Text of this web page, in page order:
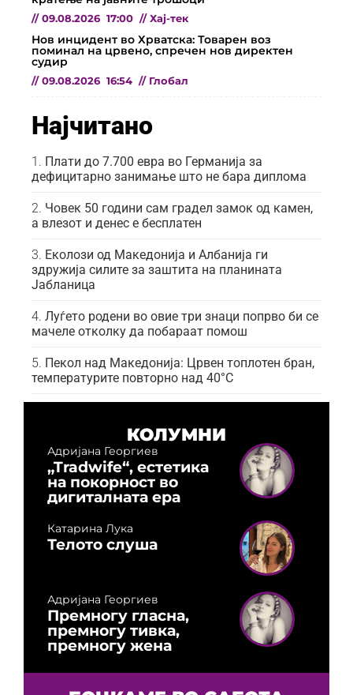
// 09.08.2026 17:00 // Хај-тек
Нов инцидент во Хрватска: Товарен воз
поминал на црвено, спречен нов директен
судир
// 09.08.2026 16:54 // Глобал
Најчитано
Плати до 7.700 евра во Германија за
дефицитарно занимање што не бара диплома
Човек 50 години сам градел замок од камен,
а влезот и денес е бесплатен
Еколози од Македонија и Албанија ги
здружија силите за заштита на планината
Јабланица
Луѓето родени во овие три знаци попрво би се
мачеле отколку да побараат помош
Пекол над Македонија: Црвен топлотен бран,
температурите повторно над 40°C
КОЛУМНИ
Адријана Георгиев
„Tradwife“, естетика
на покорност во
дигиталната ера
Катарина Лука
Телото слуша
Адријана Георгиев
Премногу гласна,
премногу тивка,
премногу жена